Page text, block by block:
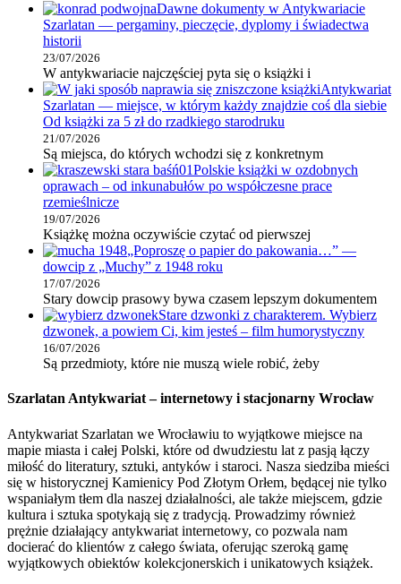
Dawne dokumenty w Antykwariacie
Szarlatan — pergaminy, pieczęcie, dyplomy i świadectwa
historii
23/07/2026
W antykwariacie najczęściej pyta się o książki i
Antykwariat
Szarlatan — miejsce, w którym każdy znajdzie coś dla siebie
Od książki za 5 zł do rzadkiego starodruku
21/07/2026
Są miejsca, do których wchodzi się z konkretnym
Polskie książki w ozdobnych
oprawach – od inkunabułów po współczesne prace
rzemieślnicze
19/07/2026
Książkę można oczywiście czytać od pierwszej
„Poproszę o papier do pakowania…” —
dowcip z „Muchy” z 1948 roku
17/07/2026
Stary dowcip prasowy bywa czasem lepszym dokumentem
Stare dzwonki z charakterem. Wybierz
dzwonek, a powiem Ci, kim jesteś – film humorystyczny
16/07/2026
Są przedmioty, które nie muszą wiele robić, żeby
Szarlatan Antykwariat – internetowy i stacjonarny Wrocław
Antykwariat Szarlatan we Wrocławiu to wyjątkowe miejsce na
mapie miasta i całej Polski, które od dwudziestu lat z pasją łączy
miłość do literatury, sztuki, antyków i staroci. Nasza siedziba mieści
się w historycznej Kamienicy Pod Złotym Orłem, będącej nie tylko
wspaniałym tłem dla naszej działalności, ale także miejscem, gdzie
kultura i sztuka spotykają się z tradycją. Prowadzimy również
prężnie działający antykwariat internetowy, co pozwala nam
docierać do klientów z całego świata, oferując szeroką gamę
wyjątkowych obiektów kolekcjonerskich i unikatowych książek.